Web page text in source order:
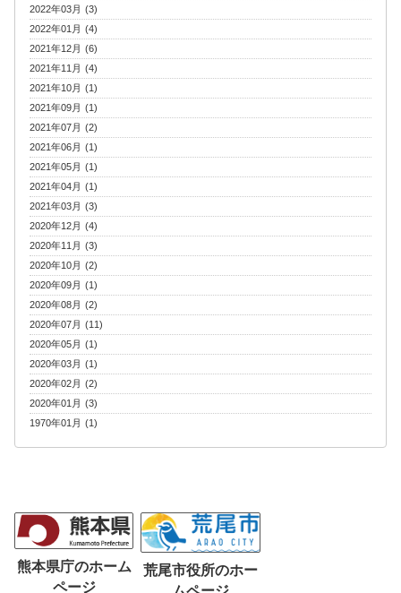
2022年03月 (3)
2022年01月 (4)
2021年12月 (6)
2021年11月 (4)
2021年10月 (1)
2021年09月 (1)
2021年07月 (2)
2021年06月 (1)
2021年05月 (1)
2021年04月 (1)
2021年03月 (3)
2020年12月 (4)
2020年11月 (3)
2020年10月 (2)
2020年09月 (1)
2020年08月 (2)
2020年07月 (11)
2020年05月 (1)
2020年03月 (1)
2020年02月 (2)
2020年01月 (3)
1970年01月 (1)
熊本県庁のホーム
ページ
荒尾市役所のホー